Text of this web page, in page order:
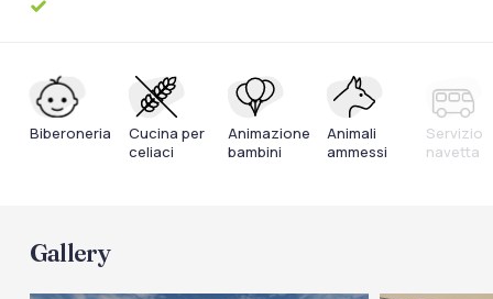
Biberoneria
Cucina per
celiaci
Animazione
bambini
Animali
ammessi
Servizio
navetta
Gallery